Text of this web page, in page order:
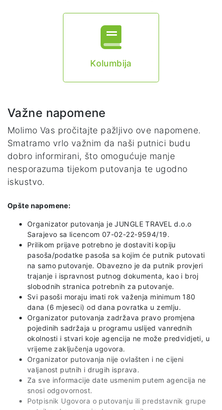
Kolumbija
Važne napomene
Molimo Vas pročitajte pažljivo ove napomene.
Smatramo vrlo važnim da naši putnici budu
dobro informirani, što omogućuje manje
nesporazuma tijekom putovanja te ugodno
iskustvo.
Opšte napomene:
Organizator putovanja je JUNGLE TRAVEL d.o.o
Sarajevo sa licencom 07-02-22-9594/19.
Prilikom prijave potrebno je dostaviti kopiju
pasoša/podatke pasoša sa kojim će putnik putovati
na samo putovanje. Obavezno je da putnik provjeri
trajanje i ispravnost putnog dokumenta, kao i broj
slobodnih stranica potrebnih za putovanje.
Svi pasoši moraju imati rok važenja minimum 180
dana (6 mjeseci) od dana povratka u zemlju.
Organizator putovanja zadržava pravo promjena
pojedinih sadržaja u programu uslijed vanrednih
okolnosti i stvari koje agencija ne može predvidjeti, u
vrijeme zaključenja ugovora.
Organizator putovanja nije ovlašten i ne cijeni
valjanost putnih i drugih isprava.
Za sve informacije date usmenim putem agencija ne
snosi odgovornost.
Potpisnik Ugovora o putovanju ili predstavnik grupe